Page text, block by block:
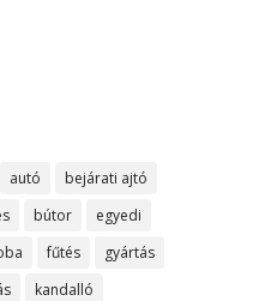
autó
bejárati ajtó
bútor
egyedi
fűtés
gyártás
kandalló